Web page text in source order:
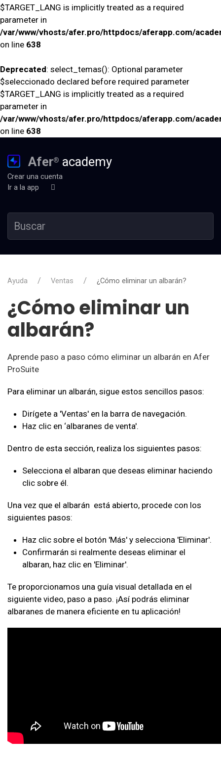
$TARGET_LANG is implicitly treated as a required
parameter in
/var/www/vhosts/afer.pro/httpdocs/aferapp.com/
on line 638
Deprecated: select_temas(): Optional parameter
$seleccionado declared before required parameter
$TARGET_LANG is implicitly treated as a required
parameter in
/var/www/vhosts/afer.pro/httpdocs/aferapp.com/
on line 638
Afer® academy
Crear una cuenta
Ir a la app
Ayuda Ventas ¿Cómo eliminar un albarán?
¿Cómo eliminar un
albarán?
Aprende paso a paso cómo eliminar un albarán en Afer
ProSuite
Para eliminar un albarán, sigue estos sencillos pasos:
Dirígete a 'Ventas' en la barra de navegación.
Haz clic en ‘albaranes de venta'.
Dentro de esta sección, realiza los siguientes pasos:
Selecciona el albaran que deseas eliminar haciendo
clic sobre él.
Una vez que el albarán está abierto, procede con los
siguientes pasos:
Haz clic sobre el botón 'Más' y selecciona 'Eliminar'.
Confirmarán si realmente deseas eliminar el
albaran, haz clic en 'Eliminar'.
Te proporcionamos una guía visual detallada en el
siguiente video, paso a paso. ¡Así podrás eliminar
albaranes de manera eficiente en tu aplicación!